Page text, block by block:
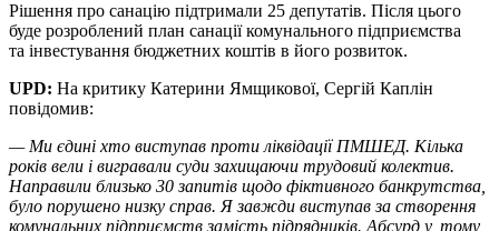
Рішення про санацію підтримали 25 депутатів. Після цього
буде розроблений план санації комунального підприємства
та інвестування бюджетних коштів в його розвиток.
UPD: На критику Катерини Ямщикової, Сергій Каплін
повідомив:
— Ми єдині хто виступав проти ліквідації ПМШЕД. Кілька
років вели і вигравали суди захищаючи трудовий колектив.
Направили близько 30 запитів щодо фіктивного банкрутства,
було порушено низку справ. Я завжди виступав за створення
комунальних підприємств замість підрядників. Абсурд у, тому